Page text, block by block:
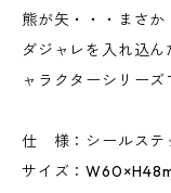
熊が矢・・・まさか
ダジャレを入れ込
ャラクターシリーズ
仕 様：シールステ
サイズ：